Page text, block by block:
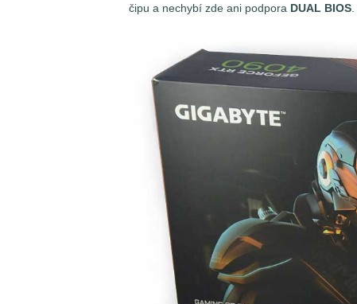
čipu a nechybí zde ani podpora DUAL BIOS